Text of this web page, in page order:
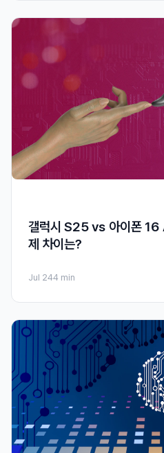
갤럭시 S25 vs 아이폰 16
제 차이는?
Jul 244 min